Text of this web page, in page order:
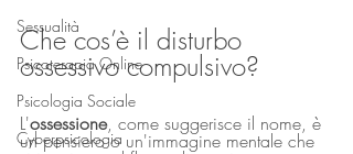
Sessualità
Psicoterapia Online
Psicologia Sociale
Cyberpsicologia
Che cos’è il disturbo
ossessivo compulsivo?
L'ossessione, come suggerisce il nome, è
un pensiero o un'immagine mentale che